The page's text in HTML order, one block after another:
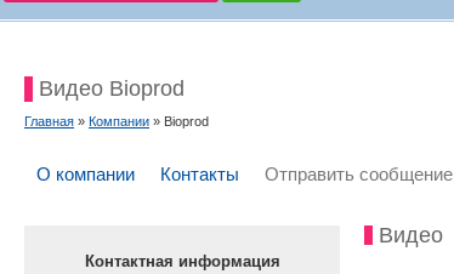
Видео Bioprod
Главная » Компании » Bioprod
О компании Контакты Отправить сообщение
Контактная информация
Видео